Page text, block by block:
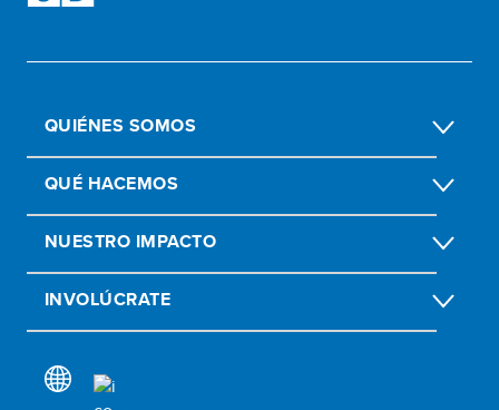
QUIÉNES SOMOS
QUÉ HACEMOS
NUESTRO IMPACTO
INVOLÚCRATE